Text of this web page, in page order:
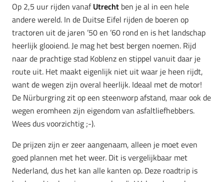
Op 2,5 uur rijden vanafUtrecht ben je al in een hele
andere wereld. In de Duitse Eifel rijden de boeren op
tractoren uit de jaren ’50 en ’60 rond en is het landschap
heerlijk glooiend. Je mag het best bergen noemen. Rijd
naar de prachtige stad Koblenz en stippel vanuit daar je
route uit. Het maakt eigenlijk niet uit waar je heen rijdt,
want de wegen zijn overal heerlijk. Ideaal met de motor!
De Nürburgring zit op een steenworp afstand, maar ook de
wegen eromheen zijn eigendom van asfaltliefhebbers.
Wees dus voorzichtig ;-).
De prijzen zijn er zeer aangenaam, alleen je moet even
goed plannen met het weer. Dit is vergelijkbaar met
Nederland, dus het kan alle kanten op. Deze roadtrip is